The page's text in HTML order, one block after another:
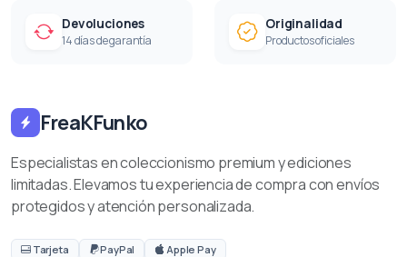
Devoluciones
14 días de garantía
Originalidad
Productos oficiales
FreaKFunko
Especialistas en coleccionismo premium y ediciones
limitadas. Elevamos tu experiencia de compra con envíos
protegidos y atención personalizada.
Tarjeta PayPal Apple Pay